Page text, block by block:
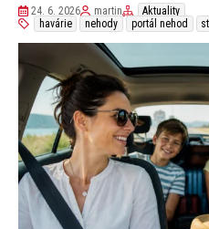
24. 6. 2026 martin
Aktuality
havárie
nehody portál nehod